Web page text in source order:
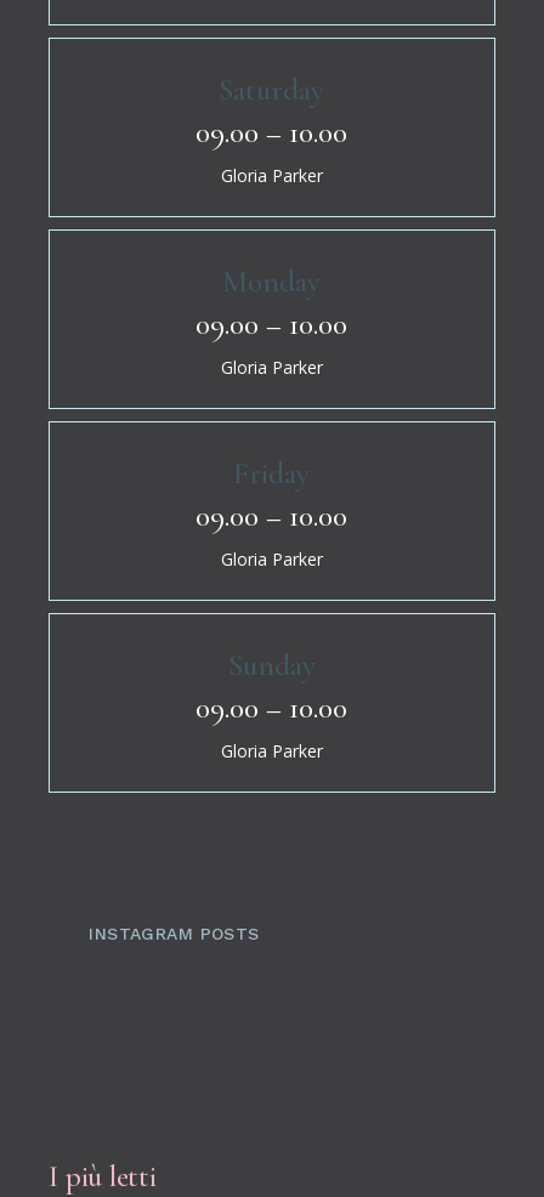
Saturday
09.00 – 10.00
Gloria Parker
Monday
09.00 – 10.00
Gloria Parker
Friday
09.00 – 10.00
Gloria Parker
Sunday
09.00 – 10.00
Gloria Parker
INSTAGRAM POSTS
I più letti